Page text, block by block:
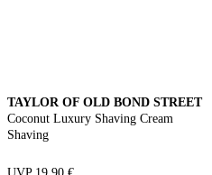
TAYLOR OF OLD BOND STREET
Coconut Luxury Shaving Cream
Shaving